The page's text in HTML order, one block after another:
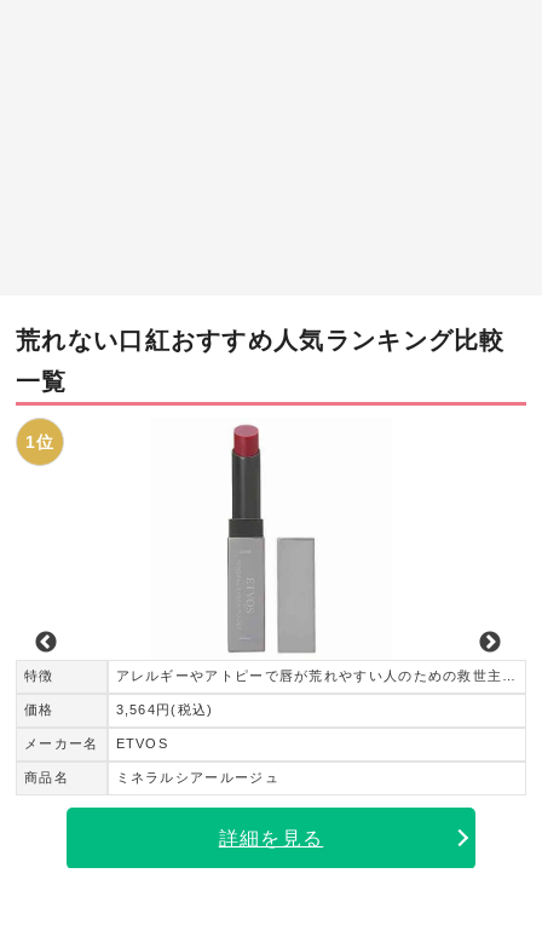
荒れない口紅おすすめ人気ランキング比較
一覧
1位
特徴
価格
メーカー名
商品名
3,564円(税込)
ETVOS
ミネラルシアールージュ
詳細を見る